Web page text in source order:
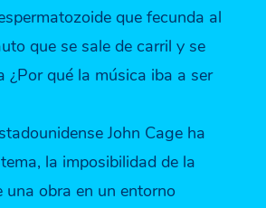
que fecunda al
que se sale de carril y se
¿Por qué la música iba a ser
John Cage ha
la imposibilidad de la
una obra en un entorno